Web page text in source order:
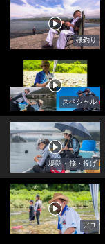
磯釣り
スペシャル
堤防・筏・投げ
アユ